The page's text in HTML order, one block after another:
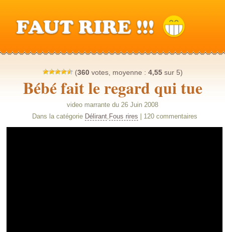
(360votes, moyenne : 4,55sur 5)
Bébé fait le regard qui tue
video marrante du 26 Juin 2008
Dans la catégorie Délirant, Fous rires | 120 commentaires